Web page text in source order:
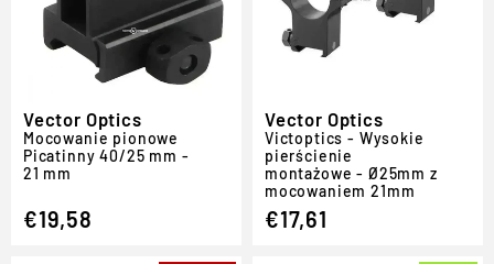
Vector Optics
Mocowanie pionowe
Picatinny 40/25 mm -
21 mm
€19,58
Vector Optics
Victoptics - Wysokie
pierścienie
montażowe - Ø25mm z
mocowaniem 21mm
€17,61